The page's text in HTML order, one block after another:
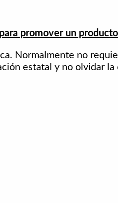
promover un
Normalmente no
estatal y no olvidar la